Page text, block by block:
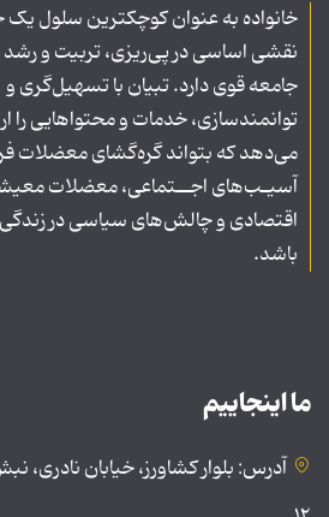
خانواده به عنوان کوچکترین سلول یک
نقشی اساسی در پی‌ریزی، تربیت و
جامعه قوی دارد. تبیان با تسهیل‌گری و
توانمندسازی، خدمات و محتواهایی را
می‌دهد که بتواند گره‌گشای معضلات
آسیـب‌های اجــتماعی، معضلات
اقتصادی و چالش‌های سیاسی در
باشد.
ما اینجاییم
آدرس: بلوار کشاورز، خیابان